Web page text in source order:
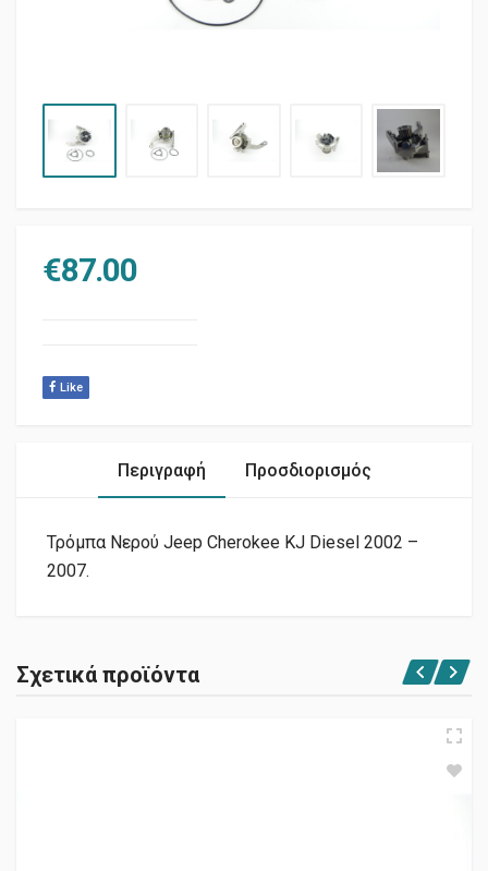
€87.00
Like
Περιγραφή Προσδιορισμός
Τρόμπα Νερού Jeep Cherokee KJ Diesel 2002 –
2007.
Σχετικά προϊόντα